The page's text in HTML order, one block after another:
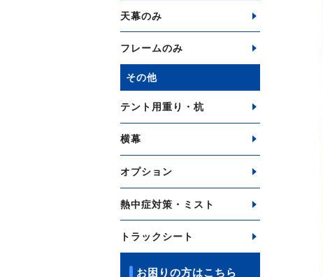
天幕のみ
フレームのみ
その他
テント用重り・杭
横幕
オプション
熱中症対策・ミスト
トラックシート
お困りの方はこちら